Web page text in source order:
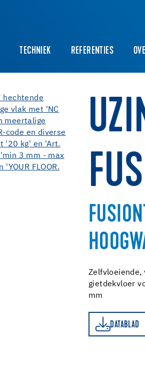
TECHNIEK REFERENTIES
Zelfvloeiende,
gietdekvloer
mm
DATABLAD
VERBRUIKSBEREKENER